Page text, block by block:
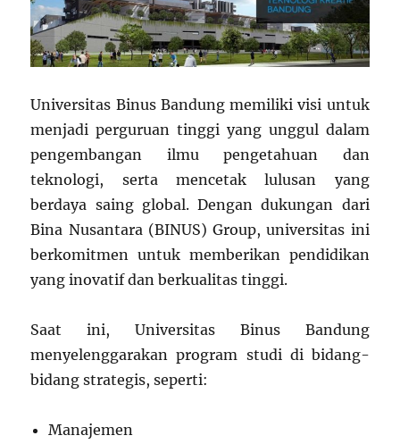
Universitas Binus Bandung memiliki visi untuk
menjadi perguruan tinggi yang unggul dalam
pengembangan ilmu pengetahuan dan
teknologi, serta mencetak lulusan yang
berdaya saing global. Dengan dukungan dari
Bina Nusantara (BINUS) Group, universitas ini
berkomitmen untuk memberikan pendidikan
yang inovatif dan berkualitas tinggi.
Saat ini, Universitas Binus Bandung
menyelenggarakan program studi di bidang-
bidang strategis, seperti:
Manajemen